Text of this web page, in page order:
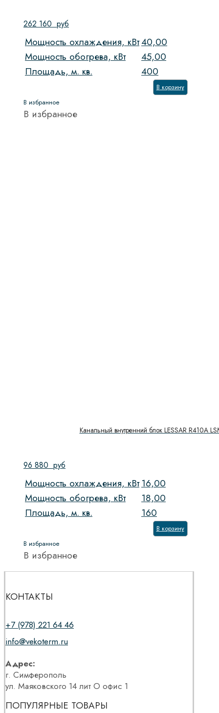
262 160 руб
Мощность охлаждения, кВт40,00
Мощность обогрева, кВт
45,00
Площадь, м. кв.
400
В корзину
В избранное
В избранное
Канальный внутренний блок LESSAR R410A
96 880 руб
Мощность охлаждения, кВт 16,00
Мощность обогрева, кВт
18,00
Площадь, м. кв.
160
В корзину
В избранное
В избранное
КОНТАКТЫ
+7 (978) 221 64 46
info@vekoterm.ru
Адрес:
г. Симферополь
ул. Маяковского 14 лит О офис 1
ПОПУЛЯРНЫЕ ТОВАРЫ